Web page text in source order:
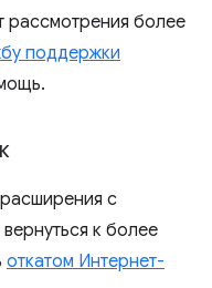
рассмотрения более
поддержки
с
к более
откатом Интернет-